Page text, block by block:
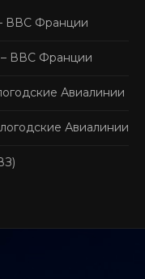
ВВС Франции
– ВВС Франции
Авиалинии
Авиалинии